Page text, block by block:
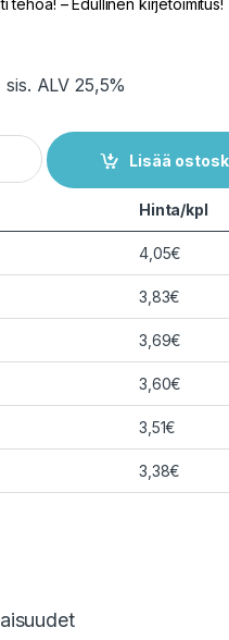
tehoa! – Edullinen kirjetoimitus!
sis. ALV 25,5%
akku Z-juotoskorvakkeilla
Lisää
Hinta/kpl
4,05€
3,83€
3,69€
3,60€
3,51€
3,38€